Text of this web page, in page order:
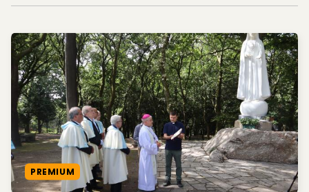
PREMIUM